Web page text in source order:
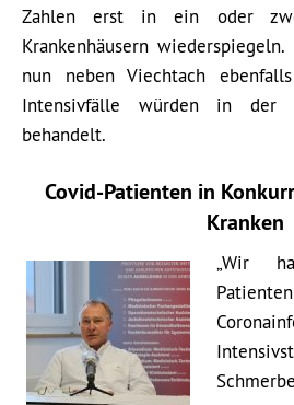
Zahlen erst in ein oder
Krankenhäusern
nun neben Viechtach
Intensivfälle würden in der
behandelt.
Covid-Patienten in
Kranken
„Wir